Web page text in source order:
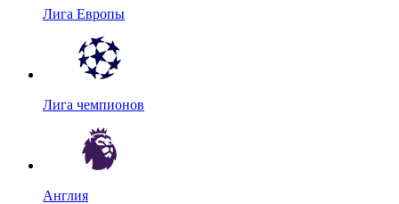
Лига Европы
Лига чемпионов
Англия